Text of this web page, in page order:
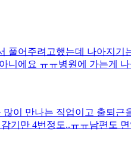
풀어주려고했는데 나아지기
에요 ㅠㅠ병원에 가는게
이 만나는 직업이고 출퇴근
기만 4번정도..ㅠㅠ남편도